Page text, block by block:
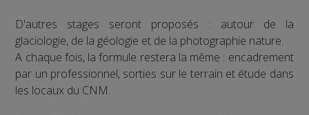
D'autres stages seront proposés : autour de la
glaciologie, de la géologie et de la photographie nature.
A chaque fois, la formule restera la même : encadrement
par un professionnel, sorties sur le terrain et étude dans
les locaux du CNM.